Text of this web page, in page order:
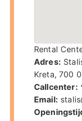
Rental
Adres:
Kreta,700
Callcenter:
Email: